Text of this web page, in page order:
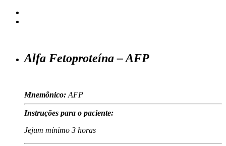
Alfa Fetoproteína – AFP
Mnemônico: AFP
Instruções para o paciente:
Jejum mínimo 3 horas